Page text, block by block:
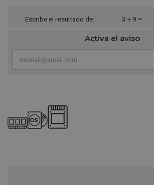
Escribe el resultado de: 3 + 9 =
Activa el aviso